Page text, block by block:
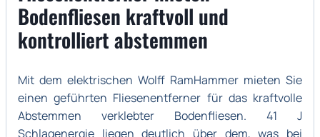
Bodenfliesen kraftvoll und
kontrolliert abstemmen
Mit dem elektrischen Wolff RamHammer mieten Sie
einen geführten Fliesenentferner für das kraftvolle
Abstemmen verklebter Bodenfliesen. 41 J
Schlagenergie liegen deutlich über dem, was bei